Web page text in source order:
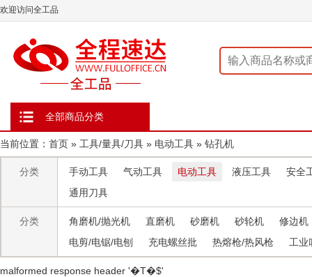
欢迎访问全工品
全部商品分类
当前位置： 首页 » 工具/量具/刀具 » 电动工具 » 钻孔机
分类 手动工具 气动工具 电动工具 液压工具
安全
通用刀具
分类 角磨机/抛光机 直磨机 砂磨机 砂轮机
修边机
电剪/电锯/电刨
充电螺丝批 热熔枪/热风枪 工业
malformed response header ' �T�$'